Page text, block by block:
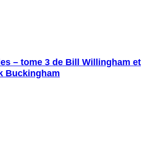
– tome 3 de Bill Willingham et
Buckingham